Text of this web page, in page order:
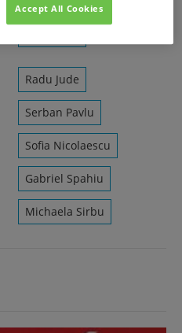
Radu Jude
Serban Pavlu
Sofia Nicolaescu
Gabriel Spahiu
Michaela Sirbu
Accept All Cookies